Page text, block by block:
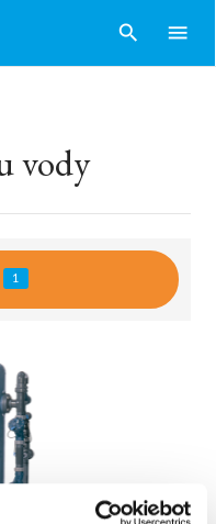
search menu
vody
1